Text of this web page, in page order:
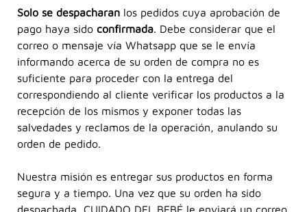
Solo se despacharan los pedidos cuya aprobación de
pago haya sido confirmada. Debe considerar que el
correo o mensaje vía Whatsapp que se le envía
informando acerca de su orden de compra no es
suficiente para proceder con la entrega del
correspondiendo al cliente verificar los productos a la
recepción de los mismos y exponer todas las
salvedades y reclamos de la operación, anulando su
orden de pedido.
Nuestra misión es entregar sus productos en forma
segura y a tiempo. Una vez que su orden ha sido
despachada, CUIDADO DEL BEBÉ le enviará un correo